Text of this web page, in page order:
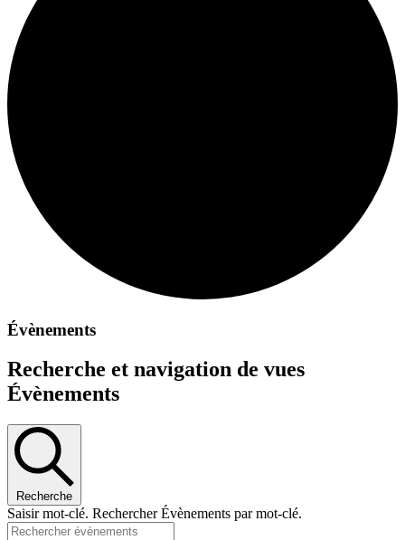
Évènements
Recherche et navigation de vues
Évènements
Recherche
Saisir mot-clé. Rechercher Évènements par mot-clé.